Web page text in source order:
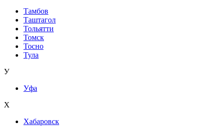
Тамбов
Таштагол
Тольятти
Томск
Тосно
Тула
У
Уфа
Х
Хабаровск